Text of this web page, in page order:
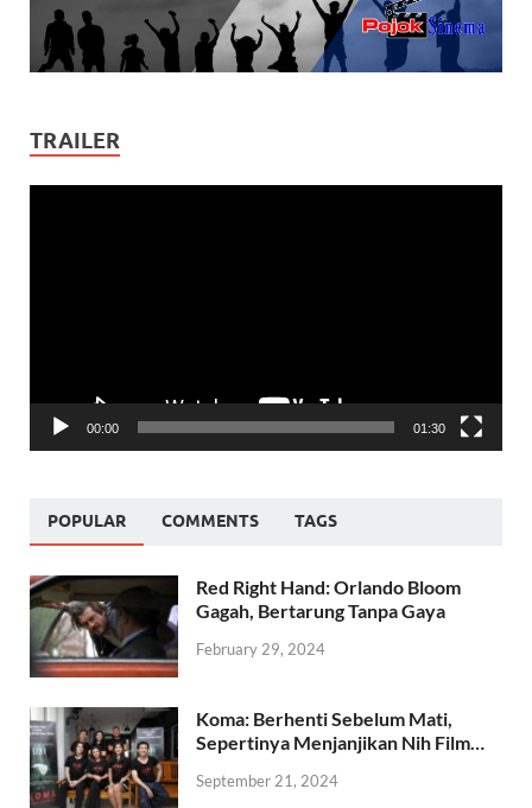
TRAILER
00:00 01:30
POPULAR COMMENTS TAGS
Red Right Hand: Orlando Bloom
Gagah, Bertarung Tanpa Gaya
February 29, 2024
Koma: Berhenti Sebelum Mati,
Sepertinya Menjanjikan Nih Film…
September 21, 2024